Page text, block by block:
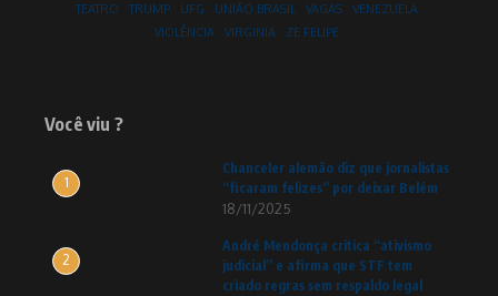
TEATRO
TRUMP UFG UNIÃO BRASIL VAGAS
VENEZUELA
VIOLÊNCIA
VIRGINIA ZE FELIPE
Você viu ?
1
Chanceler alemão diz que jornalistas
“ficaram felizes” por deixar Belém
18/11/2025
2
André Mendonça critica “ativismo
judicial” e afirma que STF tem
criado regras sem respaldo legal